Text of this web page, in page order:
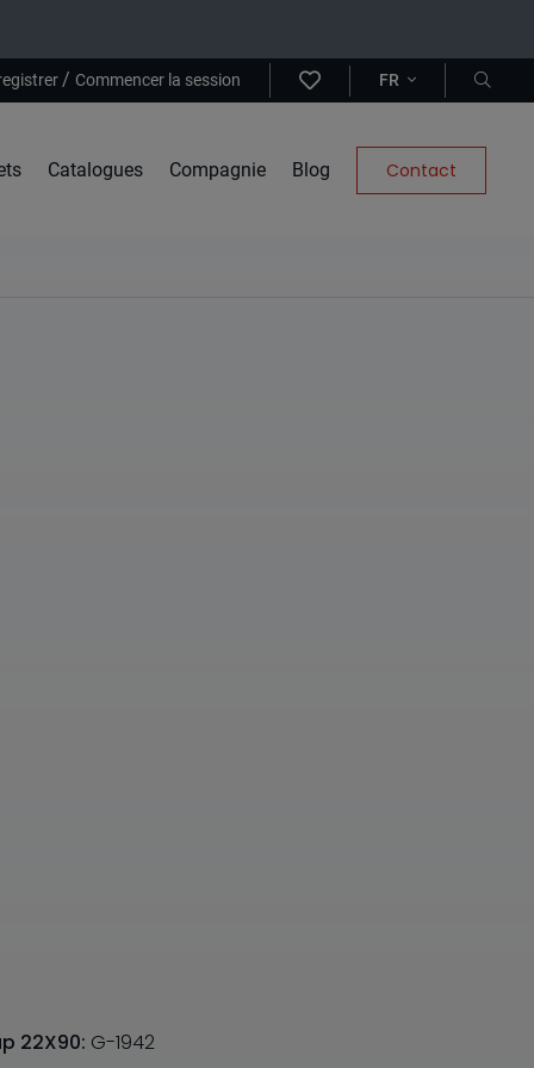
/ Commencer la session FR
Catalogues Compagnie Blog Contact
22X90: G-1942